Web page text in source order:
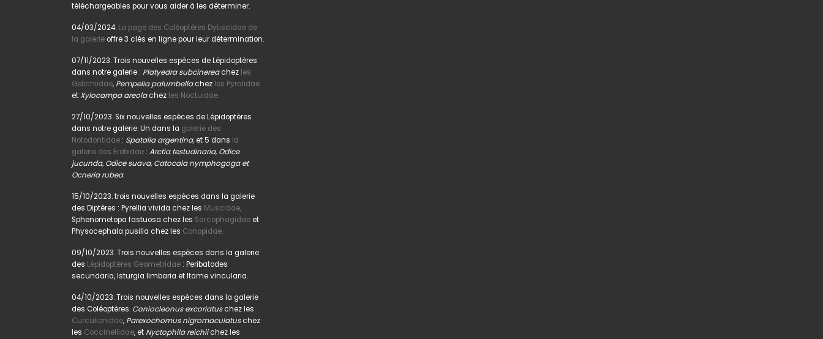
téléchargeables pour vous aider à les déterminer.
04/03/2024. La page des Coléoptères Dytiscidae de
la galerie offre 3 clés en ligne pour leur détermination.
07/11/2023. Trois nouvelles espèces de Lépidoptères
dans notre galerie : Platyedra subcinereachez les
Gelichiidae, Pempelia palumbellachez les Pyralidae
etXylocampa areolachez les Noctuidae.
27/10/2023. Six nouvelles espèces de Lépidoptères
dans notre galerie. Un dans la galerie des
Notodontidae : Spatalia argentina,et 5 dans la
galerie des Erebidae : Arctia testudinaria, Odice
jucunda, Odice suava, Catocala nymphogoga et
Ocneria rubea.
15/10/2023. trois nouvelles espèces dans la galerie
des Diptères : Pyrellia vivida chez les Muscidae,
Sphenometopa fastuosa chez les Sarcophagidaeet
Physocephala pusilla chez les Conopidae.
09/10/2023. Trois nouvelles espèces dans la galerie
des Lépidoptères Geometridae : Peribatodes
secundaria, Isturgia limbaria et Itame vincularia.
04/10/2023. Trois nouvelles espèces dans la galerie
des Coléoptères. Coniocleonus excoriatuschez les
Curculionidae, Parexochomus nigromaculatuschez
les Coccinellidae, et Nyctophila reichiichez les